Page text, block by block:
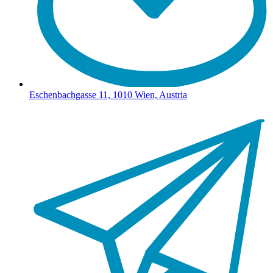
Eschenbachgasse 11, 1010 Wien, Austria